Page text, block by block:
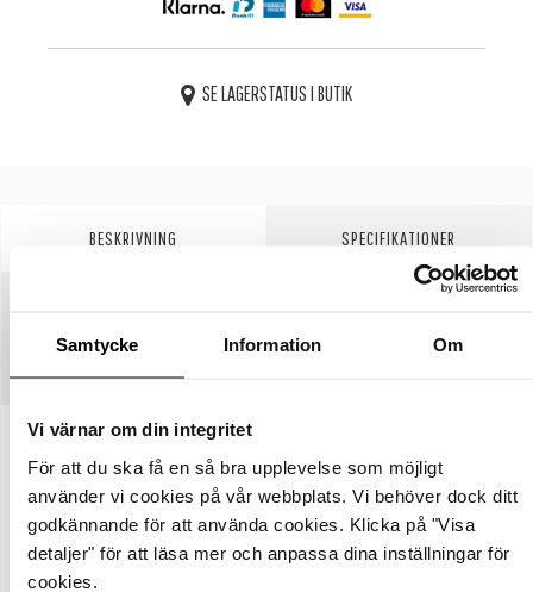
Samtycke Information Om
Vi värnar om din integritet
För att du ska få en så bra upplevelse som möjligt
använder vi cookies på vår webbplats. Vi behöver dock ditt
godkännande för att använda cookies. Klicka på "Visa
detaljer" för att läsa mer och anpassa dina inställningar för
cookies.
SE LAGERSTATUS I BUTIK
BESKRIVNING SPECIFIKATIONER
SKÖTSELRÅD
Gianni från Glenn Strömberg Collection - moderna och stilrena
chelseaboots i höstens populära bruna ton. Ovandelen är tillverkad
i fin mocka och designad med rundad tåform, resårpaneler samt
draghälla baktill för en smidig passform och ett enklare insteg.